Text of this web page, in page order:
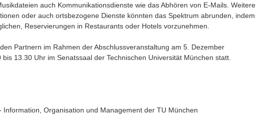
auch Kommunikationsdienste wie das Abhören von E-Mails. Weitere
oder auch ortsbezogene Dienste könnten das Spektrum abrunden, indem
Reservierungen in Restaurants oder Hotels vorzunehmen.
Partnern im Rahmen der Abschlussveranstaltung am 5. Dezember
13.30 Uhr im Senatssaal der Technischen Universität München statt.
Information, Organisation und Management der TU München